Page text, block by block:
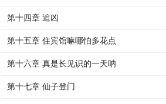
第十四章 追凶
第十五章 住宾馆嘛哪怕多花点
第十六章 真是长见识的一天呐
第十七章 仙子登门